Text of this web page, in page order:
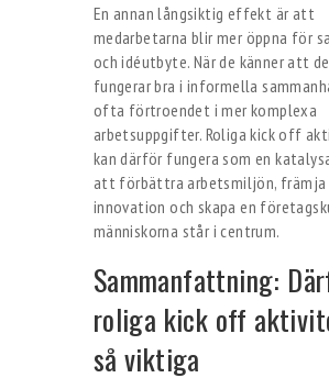
En annan långsiktig effekt är att
medarbetarna blir mer öppna för
och idéutbyte. När de känner att
fungerar bra i informella
ofta förtroendet i mer komplexa
arbetsuppgifter. Roliga kick off
kan därför fungera som en
att förbättra arbetsmiljön, främja
innovation och skapa en
människorna står i centrum.
Sammanfattning:
roliga kick off
så viktiga